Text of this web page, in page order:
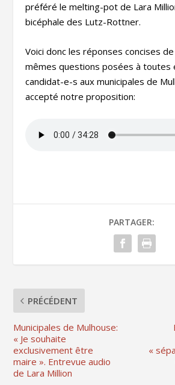
préféré le melting-pot de Lara
bicéphale des Lutz-Rottner.
Voici donc les réponses concises
mêmes questions posées à toutes
candidat-e-s aux municipales de
accepté notre proposition:
PARTAGER:
PRÉCÉDENT
Municipales de Mulhouse:
« Je souhaite
exclusivement être
maire ». Entrevue audio
de Lara Million
«